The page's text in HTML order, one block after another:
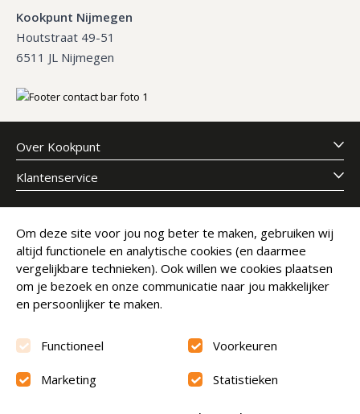
Kookpunt Nijmegen
Houtstraat 49-51
6511 JL Nijmegen
Over Kookpunt
Klantenservice
Meld je aan voor onze nieuwsbrief
E-mailadres
Abonneer
Beoordeling9.6
Om deze site voor jou nog beter te maken, gebruiken wij
altijd functionele en analytische cookies (en daarmee
vergelijkbare technieken). Ook willen we cookies plaatsen
om je bezoek en onze communicatie naar jou makkelijker
en persoonlijker te maken.
Functioneel Voorkeuren
Marketing Statistieken